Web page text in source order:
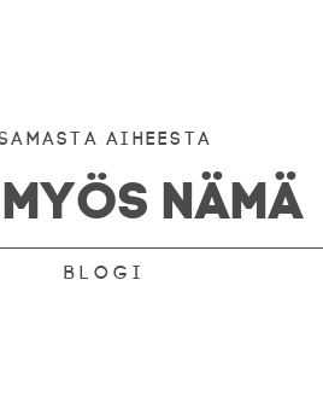
aiheesta
NÄMÄ
Blogi